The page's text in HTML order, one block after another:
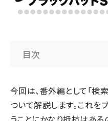
目次
今回は、番外編として「検
ついて解説します。これを